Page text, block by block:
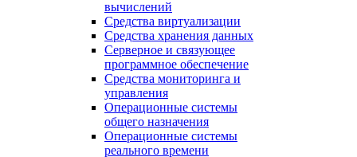
вычислений
Средства виртуализации
Средства хранения данных
Серверное и связующее
программное обеспечение
Средства мониторинга и
управления
Операционные системы
общего назначения
Операционные системы
реального времени